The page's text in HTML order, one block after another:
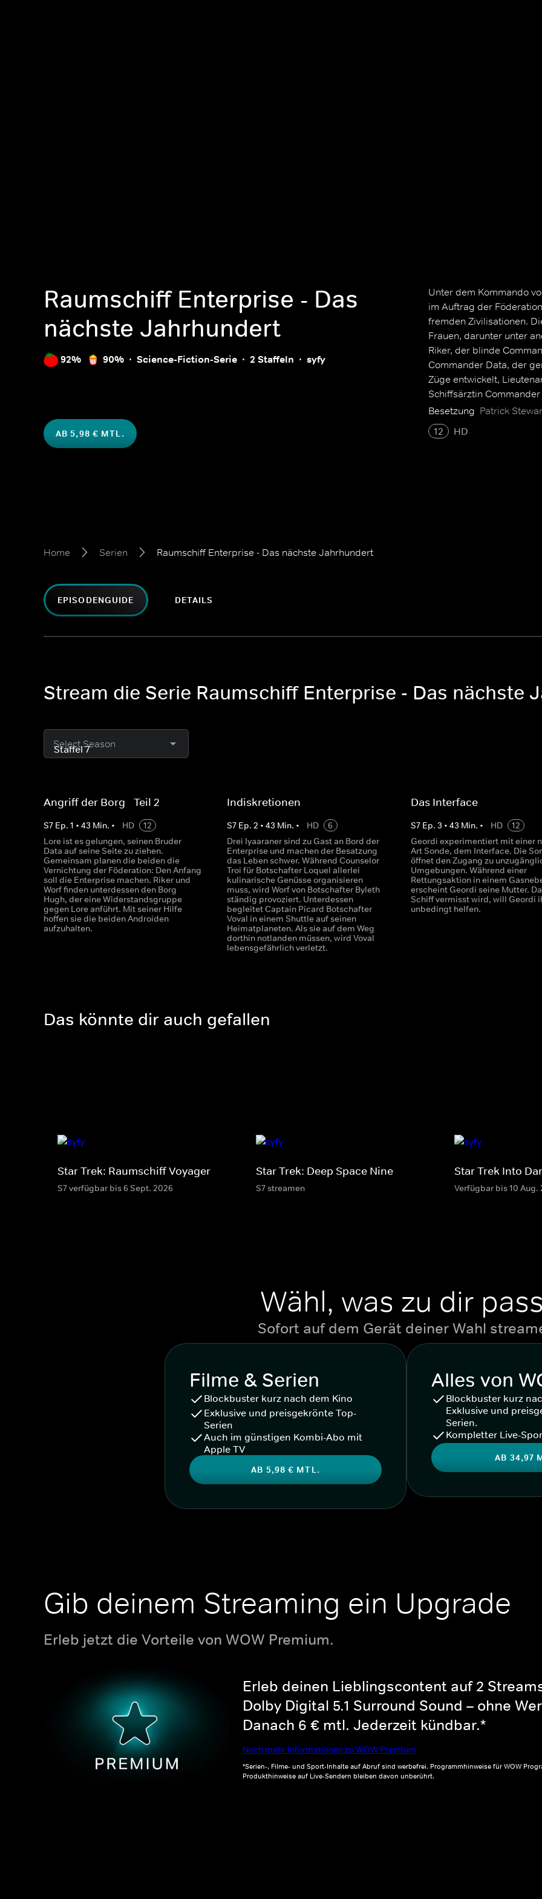
Raumschiff Enterprise - Das
nächste Jahrhundert
92% 90% Science-Fiction-Serie 2 Staffeln syfy
AB 5,98 € MTL.
Unter dem Kommando
im Auftrag der
fremden Zivilisationen.
Frauen, darunter unter
Riker, der blinde
Commander Data, der
Züge entwickelt,
Schiffsärztin
Lieutenant Commander
Besetzung Patrick
12
HD
Home Serien Raumschiff Enterprise - Das nächste Jahrhundert
EPISODENGUIDE DETAILS
Stream die Serie Raumschiff Enterprise - Das nächste
Select Season
Angriff der Borg - Teil 2
S7 Ep. 1 • 43 Min. • HD
12
Lore ist es gelungen, seinen Bruder
Data auf seine Seite zu ziehen.
Gemeinsam planen die beiden die
Vernichtung der Föderation: Den Anfang
soll die Enterprise machen. Riker und
Worf finden unterdessen den Borg
Hugh, der eine Widerstandsgruppe
gegen Lore anführt. Mit seiner Hilfe
hoffen sie die beiden Androiden
aufzuhalten.
Indiskretionen
S7 Ep.2 •43 Min. • HD
6
Drei Iyaaraner sind zu Gast an Bord der
Enterprise und machen der Besatzung
das Leben schwer. Während Counselor
Troi für Botschafter Loquel allerlei
kulinarische Genüsse organisieren
muss, wird Worf von Botschafter Byleth
ständig provoziert. Unterdessen
begleitet Captain Picard Botschafter
Voval in einem Shuttle auf seinen
Heimatplaneten. Als sie auf dem Weg
dorthin notlanden müssen, wird Voval
lebensgefährlich verletzt.
Das Interface
S7 Ep. 3 • 43 Min. • HD
12
Geordi experimentiert mit einer
Art Sonde, dem Interface. Die
öffnet den Zugang zu
Umgebungen. Während einer
Rettungsaktion in einem
erscheint Geordi seine Mutter.
Schiff vermisst wird, will Geordi
unbedingt helfen.
Das könnte dir auch gefallen
Star Trek: Raumschiff Voyager
S7 verfügbar bis 6 Sept. 2026
Star Trek: Deep Space Nine
S7 streamen
Star Trek Into
Verfügbar bis 10 Aug.
Wähl, was zu dir
Sofort auf dem Gerät deiner Wahl
Filme & Serien
Blockbuster kurz nach dem Kino
Exklusive und preisgekrönte Top-
Serien
Auch im günstigen Kombi-Abo mit
Apple TV
AB 5,98 € MTL.
Alles von
Blockbuster kurz
Exklusive und
Serien.
Kompletter Live-
AB 34,97
Gib deinem Streaming ein Upgrade
Erleb jetzt die Vorteile von WOW Premium.
Erleb deinen Lieblingscontent auf 2
Dolby Digital 5.1 Surround Sound – ohne
Danach 6 € mtl. Jederzeit kündbar.*
Noch mehr Informationen zu WOW Premium
*Serien-, Filme- und Sport-Inhalte auf Abruf sind werbefrei. Programmhinweise für WOW
Produkthinweise auf Live-Sendern bleiben davon unberührt.